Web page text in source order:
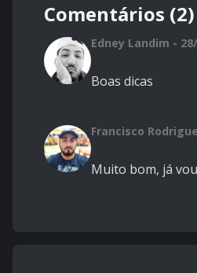
Comentários (2)
Edney Landim -
Boas dicas
Francisco
Muito bom, já